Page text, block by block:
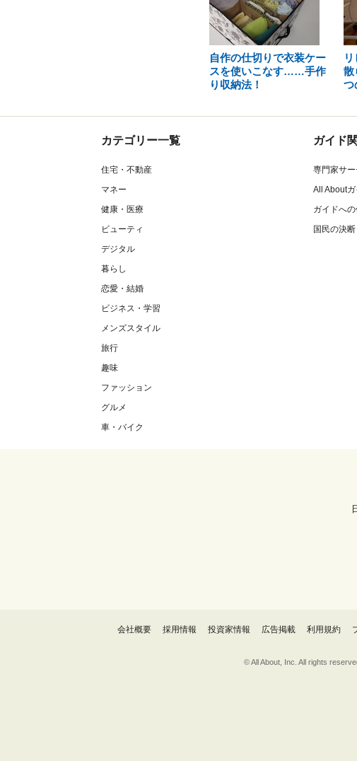
自作の仕切りで衣装ケー
スを使いこなす……手作
り収納法！
散
つ
カテゴリー一覧
住宅・不動産
マネー
健康・医療
ビューティ
デジタル
暮らし
恋愛・結婚
ビジネス・学習
メンズスタイル
旅行
趣味
ファッション
グルメ
車・バイク
ガイド
専門家サー
All About
ガイドへ
国民の決断
会社概要 採用情報 投資家情報 広告掲載 利用規約
© All About, Inc. All rights